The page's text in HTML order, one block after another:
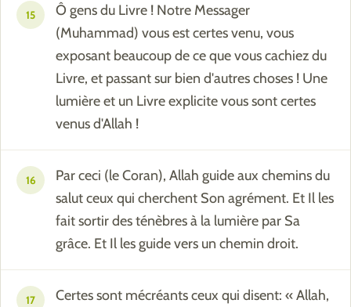
15
Ô gens du Livre ! Notre Messager
(Muhammad) vous est certes venu, vous
exposant beaucoup de ce que vous cachiez du
Livre, et passant sur bien d'autres choses ! Une
lumière et un Livre explicite vous sont certes
venus d'Allah !
16
Par ceci (le Coran), Allah guide aux chemins du
salut ceux qui cherchent Son agrément. Et Il les
fait sortir des ténèbres à la lumière par Sa
grâce. Et Il les guide vers un chemin droit.
17
Certes sont mécréants ceux qui disent: « Allah,